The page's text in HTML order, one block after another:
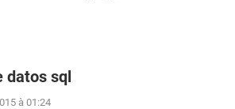
datos sql
à 01:24